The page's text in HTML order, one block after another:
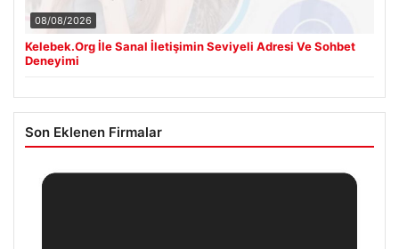
08/08/2026
Kelebek.Org İle Sanal İletişimin Seviyeli Adresi Ve Sohbet
Deneyimi
Son Eklenen Firmalar